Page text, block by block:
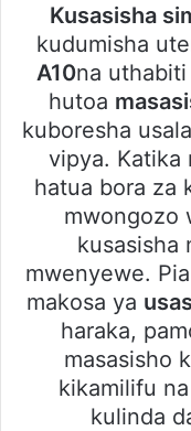
Kusasisha
kudumisha
A10na
hutoa
kuboresha
vipya. Katika
hatua bora za
mwongozo
kusasisha
mwenyewe.
makosa ya
haraka,
masasisho
kikamilifu
kulinda